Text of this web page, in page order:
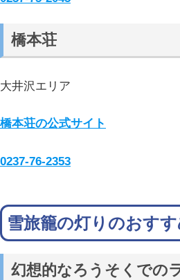
橋本荘
大井沢エリア
橋本荘の公式サイト
0237-76-2353
雪旅籠の灯りのおす
幻想的なろうそくでの